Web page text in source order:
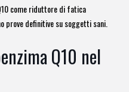
come riduttore di fatica
prove definitive su soggetti sani.
Q10 nel